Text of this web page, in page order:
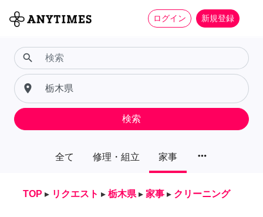
ログイン 新規登録
全て 修理・組立 家事 more_horiz
search
place
検索
TOP ▸ リクエスト ▸ 栃木県 ▸ 家事 ▸ クリーニング